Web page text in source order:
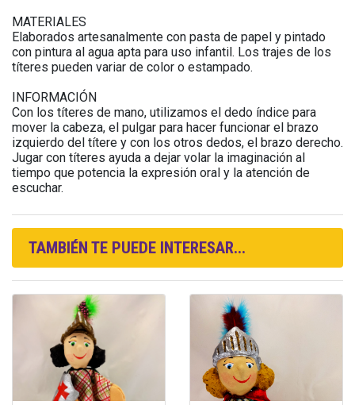
MATERIALES
Elaborados artesanalmente con pasta de papel y pintado
con pintura al agua apta para uso infantil. Los trajes de los
títeres pueden variar de color o estampado.
INFORMACIÓN
Con los títeres de mano, utilizamos el dedo índice para
mover la cabeza, el pulgar para hacer funcionar el brazo
izquierdo del títere y con los otros dedos, el brazo derecho.
Jugar con títeres ayuda a dejar volar la imaginación al
tiempo que potencia la expresión oral y la atención de
escuchar.
TAMBIÉN TE PUEDE INTERESAR...